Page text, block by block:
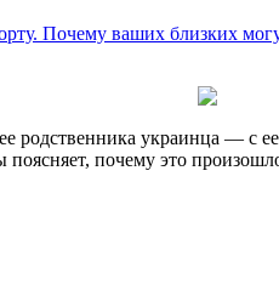
Почему ваших близких
родственника украинца — с
почему это